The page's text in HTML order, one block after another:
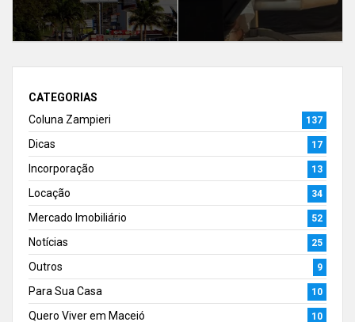
CATEGORIAS
Coluna Zampieri
137
Dicas 17
Incorporação 13
Locação 34
Mercado Imobiliário 52
Notícias 25
Outros 9
Para Sua Casa 10
Quero Viver em Maceió 10